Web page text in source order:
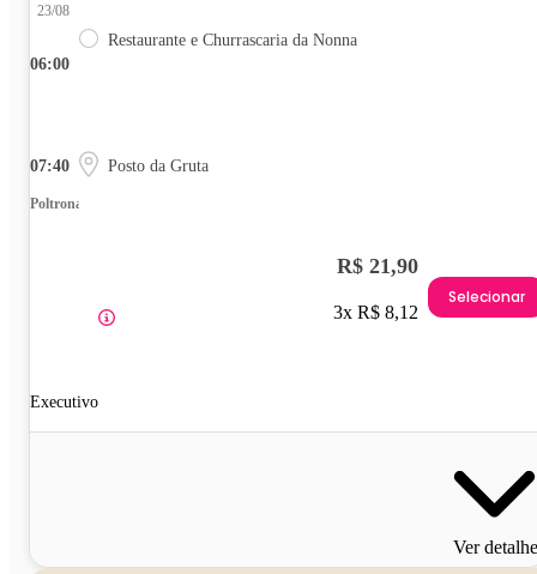
06:00
23/08
Restaurante e Churrascaria da Nonna
07:40 Posto da Gruta
Poltrona
Executivo
R$ 21,90
3x R$ 8,12
Selecionar
Ver